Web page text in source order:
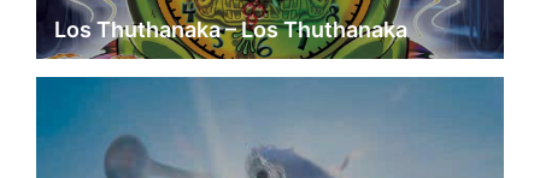
Los Thuthanaka – Los Thuthanaka